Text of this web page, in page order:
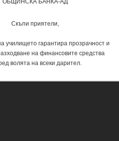
ОБЩИНСКА БАНКА-АД
Скъпи приятели,
училището гарантира прозрачност и
на финансовите средства
волята на всеки дарител.